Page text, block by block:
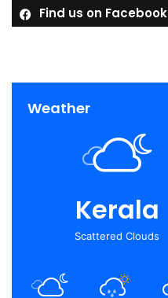
Find us on Facebook
Weather
Kerala
Scattered Clouds